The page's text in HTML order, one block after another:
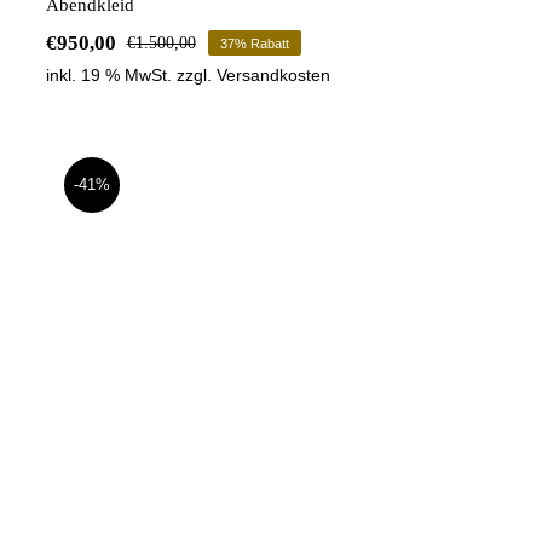
Abendkleid
€1.500,00Ursprünglicher
Preis
€950,00
Aktueller
Preis
37% Rabatt
inkl. 19 % MwSt. zzgl. Versandkosten
-41%